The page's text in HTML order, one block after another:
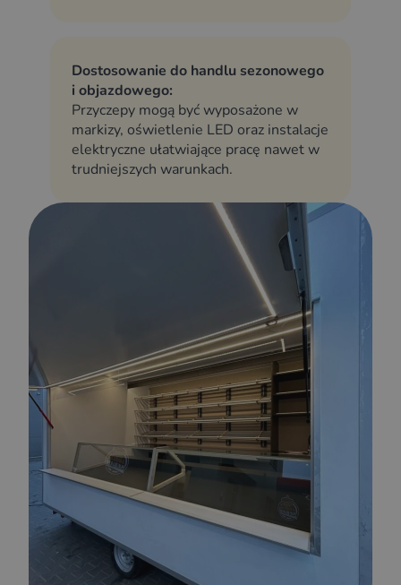
Dostosowanie do handlu sezonowego
i objazdowego:
Przyczepy mogą być wyposażone w
markizy, oświetlenie LED oraz instalacje
elektryczne ułatwiające pracę nawet w
trudniejszych warunkach.